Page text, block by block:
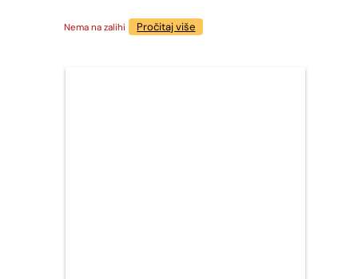
Nema na zalihi Pročitaj više